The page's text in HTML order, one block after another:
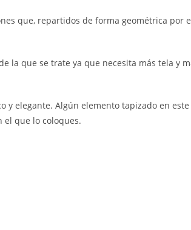
que, repartidos de forma geométrica por
la que se trate ya que necesita más tela y
y elegante. Algún elemento tapizado en
que lo coloques.